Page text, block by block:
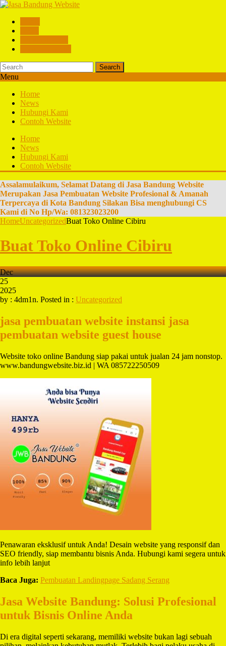
Search
Menu
Home
News
Hubungi Kami
Contoh Website
Home
News
Hubungi Kami
Contoh Website
Assalamulaikum, Selamat Datang di Jasa Bandung Website
Merupakan Jasa Pembuatan Website Profesional & Amanah
Terpercaya di Kota Bandung Silakan Bisa menghubungi CS
Kami di No Hp/Wa: 081323023200
HomeUncategorizedBuat Toko Online Cibiru
Buat Toko Online Cibiru
Dec
25
2025
by : 4dm1n. Posted in : Uncategorized
jasa pembuatan website instansi jasa
pembuatan website guest house
Website toko online Bandung siap pakai untuk jualan 24 jam nonstop.
www.bandungwebsite.biz.id | WA 085722250509
Penawaran eksklusif untuk Anda! Desain website yang responsif dan
SEO friendly, siap membantu bisnis Anda. Hubungi kami segera untuk
info lebih lanjut
Baca Juga: Pembuatan Landingpage Sadang Serang
Jasa Website Bandung: Solusi Profesional
untuk Bisnis Online Anda
Di era digital seperti sekarang, memiliki website bukan lagi sebuah